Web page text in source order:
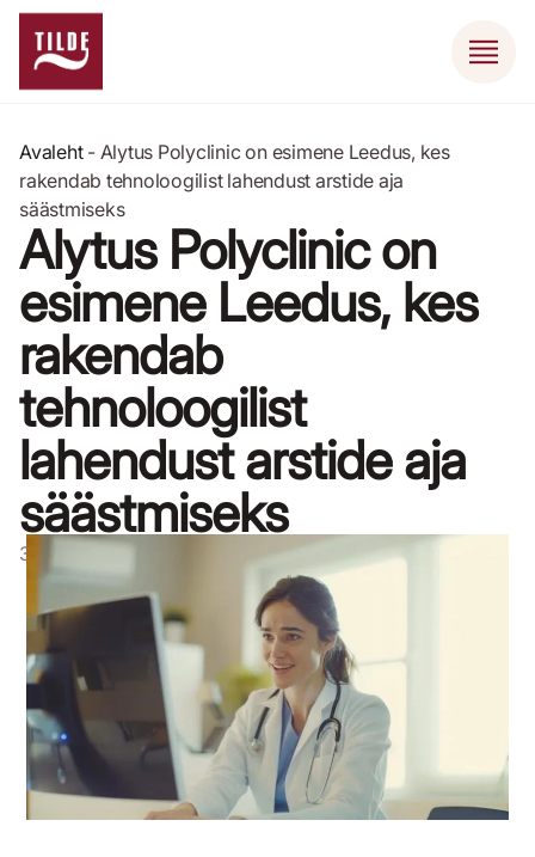
Avaleht- Alytus Polyclinic on esimene Leedus, kes
rakendab tehnoloogilist lahendust arstide aja
säästmiseks
Alytus Polyclinic on
esimene Leedus, kes
rakendab
tehnoloogilist
lahendust arstide aja
säästmiseks
3. aprill 2024